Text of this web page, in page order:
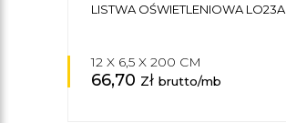
LISTWA OŚWIETLENIOWA LO23A
12 X 6,5 X 200 CM
66,70 zł brutto/mb